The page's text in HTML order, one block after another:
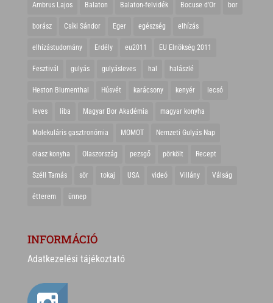
Ambrus Lajos Balaton Balaton-felvidék Bocuse d'Or bor
borász Csíki Sándor Eger egészség elhízás
elhízástudomány Erdély eu2011 EU Elnökség 2011
Fesztivál gulyás gulyásleves hal halászlé
Heston Blumenthal Húsvét karácsony kenyér lecsó
leves liba Magyar Bor Akadémia magyar konyha
Molekuláris gasztronómia MOMOT Nemzeti Gulyás Nap
olasz konyha Olaszország pezsgő pörkölt Recept
Széll Tamás sör tokaj USA videó Villány Válság
étterem ünnep
INFORMÁCIÓ
Adatkezelési tájékoztató